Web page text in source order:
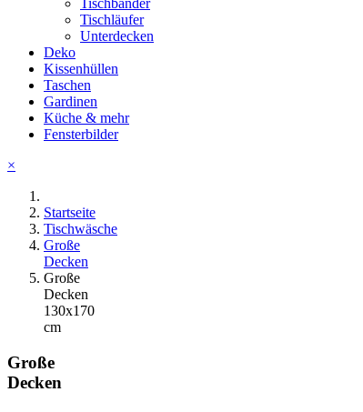
Tischbänder
Tischläufer
Unterdecken
Deko
Kissenhüllen
Taschen
Gardinen
Küche & mehr
Fensterbilder
×
Startseite
Tischwäsche
Große
Decken
Große
Decken
130x170
cm
Große
Decken